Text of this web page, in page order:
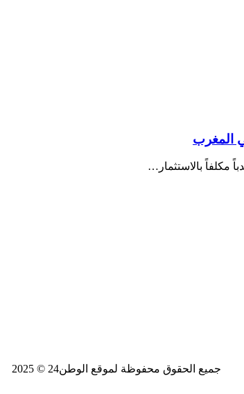
المغرب
جميع الحقوق محفوظة لموقع الوطن24 © 2025